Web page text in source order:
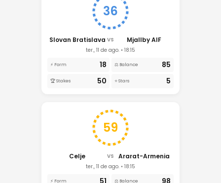
36
Slovan Bratislava VS Mjallby AIF
ter., 11 de ago. • 18:15
⚡ Form 18 ⚖️ Balance 85
🏆 Stakes 50 ⭐ Stars 5
59
Celje VS Ararat-Armenia
ter., 11 de ago. • 18:15
⚡ Form 51 ⚖️ Balance 98